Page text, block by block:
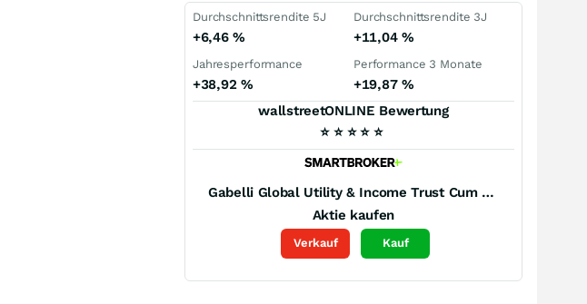
Durchschnittsrendite 5J
+6,46%
Durchschnittsrendite 3J
+11,04 %
Jahresperformance
+38,92 %
Performance 3 Monate
+19,87 %
wallstreetONLINE Bewertung
⭐ ⭐ ⭐ ⭐ ⭐
Gabelli Global Utility & Income Trust Cum Puttable and Callable Pfd (A)
Aktie kaufen
Verkauf Kauf